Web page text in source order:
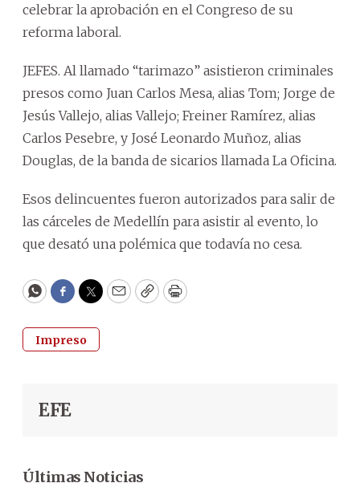
celebrar la aprobación en el Congreso de su
reforma laboral.
JEFES. Al llamado “tarimazo” asistieron criminales
presos como Juan Carlos Mesa, alias Tom; Jorge de
Jesús Vallejo, alias Vallejo; Freiner Ramírez, alias
Carlos Pesebre, y José Leonardo Muñoz, alias
Douglas, de la banda de sicarios llamada La Oficina.
Esos delincuentes fueron autorizados para salir de
las cárceles de Medellín para asistir al evento, lo
que desató una polémica que todavía no cesa.
WhatsApp
Facebook
Twitter
EmailCopyPrint
Impreso
EFE
Últimas Noticias